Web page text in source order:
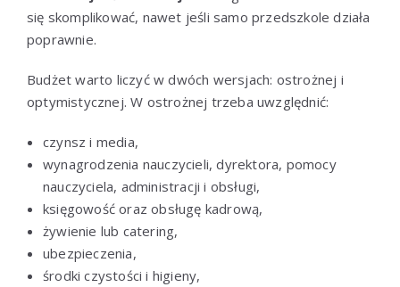
się skomplikować, nawet jeśli samo przedszkole działa
poprawnie.
Budżet warto liczyć w dwóch wersjach: ostrożnej i
optymistycznej. W ostrożnej trzeba uwzględnić:
czynsz i media,
wynagrodzenia nauczycieli, dyrektora, pomocy
nauczyciela, administracji i obsługi,
księgowość oraz obsługę kadrową,
żywienie lub catering,
ubezpieczenia,
środki czystości i higieny,